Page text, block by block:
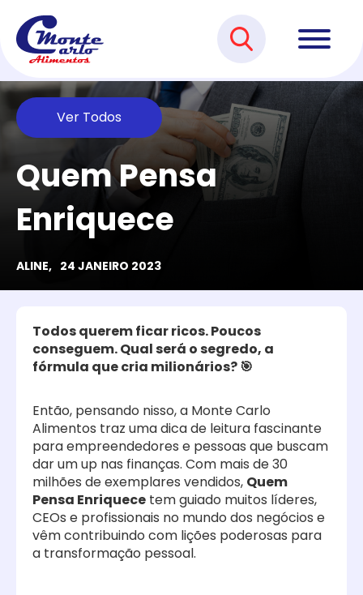
Ver Todos
Quem Pensa
Enriquece
ALINE, 24 JANEIRO 2023
Todos querem ficar ricos. Poucos
conseguem. Qual será o segredo, a
fórmula que cria milionários? 🎯
Então, pensando nisso, a Monte Carlo
Alimentos traz uma dica de leitura fascinante
para empreendedores e pessoas que buscam
dar um up nas finanças. Com mais de 30
milhões de exemplares vendidos, Quem
Pensa Enriquece tem guiado muitos líderes,
CEOs e profissionais no mundo dos negócios e
vêm contribuindo com lições poderosas para
a transformação pessoal.